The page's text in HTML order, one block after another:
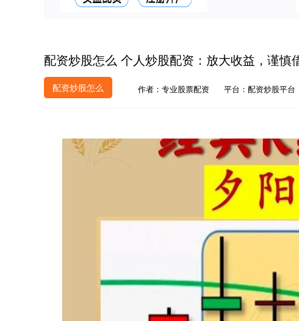
配资炒股怎么 个人炒股配资：放大收益，谨慎
配资炒股怎么 作者：专业股票配资 平台：配资炒股平台